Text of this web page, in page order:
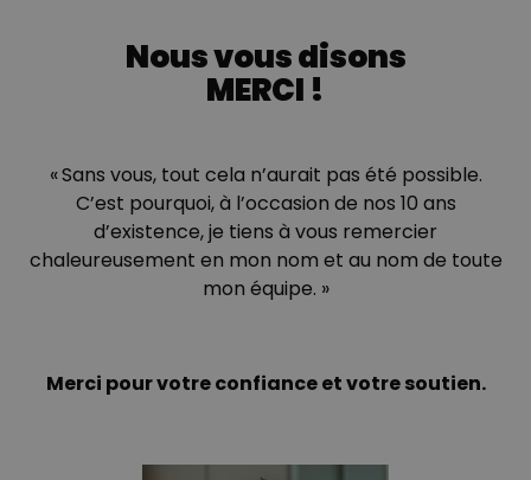
Nous vous disons
MERCI !
« Sans vous, tout cela n’aurait pas été possible.
C’est pourquoi, à l’occasion de nos 10 ans
d’existence, je tiens à vous remercier
chaleureusement en mon nom et au nom de toute
mon équipe. »
Merci pour votre confiance et votre soutien.